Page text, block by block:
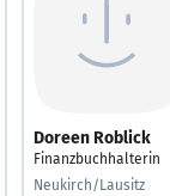
Doreen Roblick
Finanzbuchhalterin
Neukirch/Lausitz